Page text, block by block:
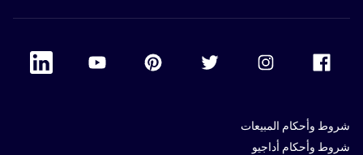
Accor Facebook
Accor Twitter
Accor Pinterest
Accor Youtube
Linkedin
شروط وأحكام المبيعات
شروط وأحكام أداجيو